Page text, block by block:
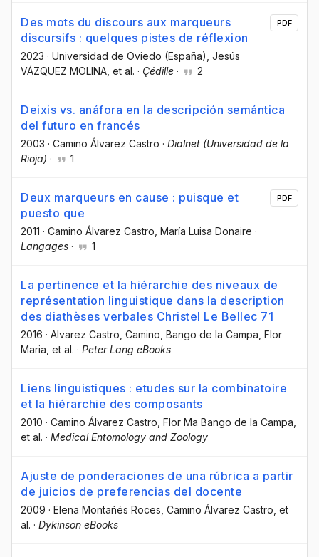
Des mots du discours aux marqueurs
discursifs : quelques pistes de réflexion
2023 · Universidad de Oviedo (España) , Jesús
VÁZQUEZ MOLINA , et al. · Çédille · 2
PDF
Deixis vs. anáfora en la descripción semántica
del futuro en francés
2003 · Camino Álvarez Castro · Dialnet (Universidad de la
Rioja) · 1
Deux marqueurs en cause : puisque et
puesto que
2011 · Camino Álvarez Castro , María Luisa Donaire ·
Langages · 1
PDF
La pertinence et la hiérarchie des niveaux de
représentation linguistique dans la description
des diathèses verbales Christel Le Bellec 71
2016 · Alvarez Castro, Camino , Bango de la Campa, Flor
Maria , et al. · Peter Lang eBooks
Liens linguistiques : etudes sur la combinatoire
et la hiérarchie des composants
2010 · Camino Álvarez Castro , Flor Ma Bango de la Campa
et al. · Medical Entomology and Zoology
Ajuste de ponderaciones de una rúbrica a partir
de juicios de preferencias del docente
2009 · Elena Montañés Roces , Camino Álvarez Castro , et
al. · Dykinson eBooks